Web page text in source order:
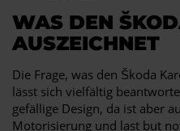
WAS DEN
AUSZEICHNET
Die Frage, was den Škoda
lässt sich vielfältig
gefällige Design, da ist aber
Motorisierung und last but